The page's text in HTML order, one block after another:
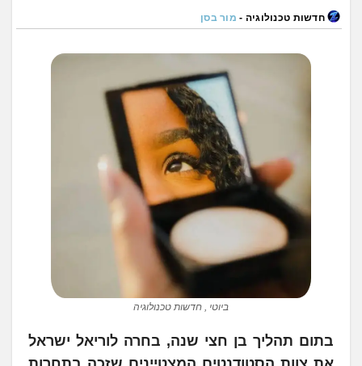
חדשות טכנולוגיה - מור בסן
ביוטי , חדשות טכנולוגיה
בתום תהליך בן חצי שנה, בחרה לוריאל ישראל